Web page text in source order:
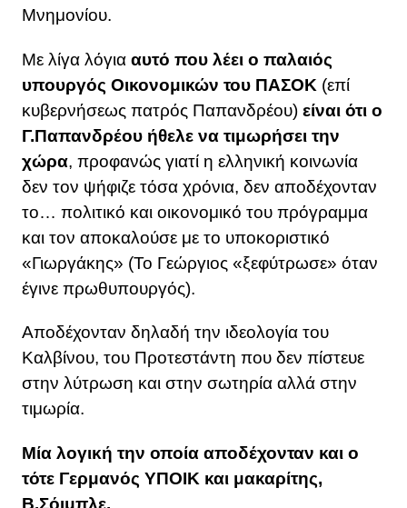
Μνημονίου.
Με λίγα λόγια αυτό που λέει ο παλαιός
υπουργός Οικονομικών του ΠΑΣΟΚ (επί
κυβερνήσεως πατρός Παπανδρέου) είναι ότι ο
Γ.Παπανδρέου ήθελε να τιμωρήσει την
χώρα, προφανώς γιατί η ελληνική κοινωνία
δεν τον ψήφιζε τόσα χρόνια, δεν αποδέχονταν
το… πολιτικό και οικονομικό του πρόγραμμα
και τον αποκαλούσε με το υποκοριστικό
«Γιωργάκης» (Το Γεώργιος «ξεφύτρωσε» όταν
έγινε πρωθυπουργός).
Αποδέχονταν δηλαδή την ιδεολογία του
Καλβίνου, του Προτεστάντη που δεν πίστευε
στην λύτρωση και στην σωτηρία αλλά στην
τιμωρία.
Μία λογική την οποία αποδέχονταν και ο
τότε Γερμανός ΥΠΟΙΚ και μακαρίτης,
Β.Σόιμπλε.